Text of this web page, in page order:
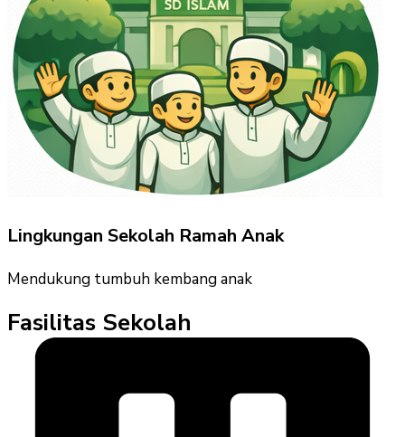
Lingkungan Sekolah Ramah Anak
Mendukung tumbuh kembang anak
Fasilitas Sekolah